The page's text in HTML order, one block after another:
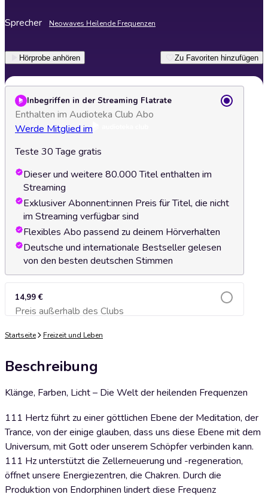
Sprecher Neowaves Heilende Frequenzen
Hörprobe anhören Zu Favoriten hinzufügen
Inbegriffen in der Streaming Flatrate
Enthalten im Audioteka Club Abo
Werde Mitglied im
Teste 30 Tage gratis
Dieser und weitere 80.000 Titel enthalten im
Streaming
Exklusiver Abonnent:innen Preis für Titel, die nicht
im Streaming verfügbar sind
Flexibles Abo passend zu deinem Hörverhalten
Deutsche und internationale Bestseller gelesen
von den besten deutschen Stimmen
14,99 €
Preis außerhalb des ClubsZum Warenkorb hinzufügen
Startseite Freizeit und Leben
Beschreibung
Klänge, Farben, Licht – Die Welt der heilenden Frequenzen
111 Hertz führt zu einer göttlichen Ebene der Meditation, der
Trance, von der einige glauben, dass uns diese Ebene mit dem
Universum, mit Gott oder unserem Schöpfer verbinden kann.
111 Hz unterstützt die Zellerneuerung und -regeneration,
öffnet unsere Energiezentren, die Chakren. Durch die
Produktion von Endorphinen lindert diese Frequenz